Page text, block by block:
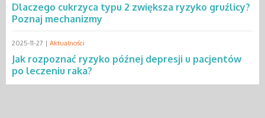
Dlaczego cukrzyca typu 2 zwiększa ryzyko gruźlicy?
Poznaj mechanizmy
2025-11-27 | Aktualności
Jak rozpoznać ryzyko późnej depresji u pacjentów
po leczeniu raka?